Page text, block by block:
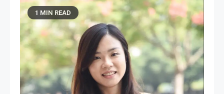
1 MIN READ